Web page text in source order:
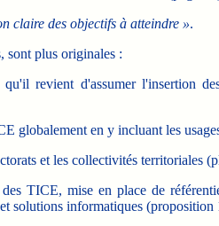
claire des objectifs à atteindre ».
sont plus originales :
revient d'assumer l'insertion
globalement en y incluant les
et les collectivités territoriales
TICE, mise en place de
solutions informatiques (proposition